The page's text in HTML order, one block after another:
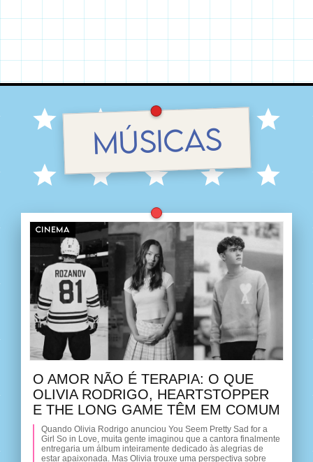
MÚSICAS
CINEMA
O AMOR NÃO É TERAPIA: O QUE
OLIVIA RODRIGO, HEARTSTOPPER
E THE LONG GAME TÊM EM COMUM
Quando Olivia Rodrigo anunciou You Seem Pretty Sad for a
Girl So in Love, muita gente imaginou que a cantora finalmente
entregaria um álbum inteiramente dedicado às alegrias de
estar apaixonada. Mas Olivia trouxe uma perspectiva sobre